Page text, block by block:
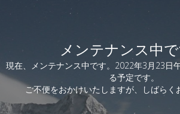
メンテナンス中で
現在、メンテナンス中です。2022年3月23日
る予定です。
ご不便をおかけいたしますが、しばらく